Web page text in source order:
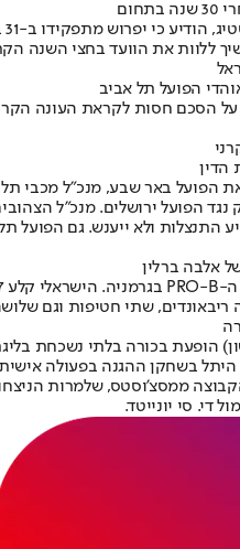
הפועל באר שבע, מנכ"ל מכבי תל
נגד הפועל ירושלים. מנכ"ל
ולא ייענש. גם הפועל
וגם שלושה איבודים, כשהוא סיים עם מדד